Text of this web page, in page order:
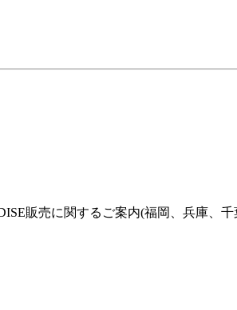
販売に関するご案内(福岡、兵庫、千